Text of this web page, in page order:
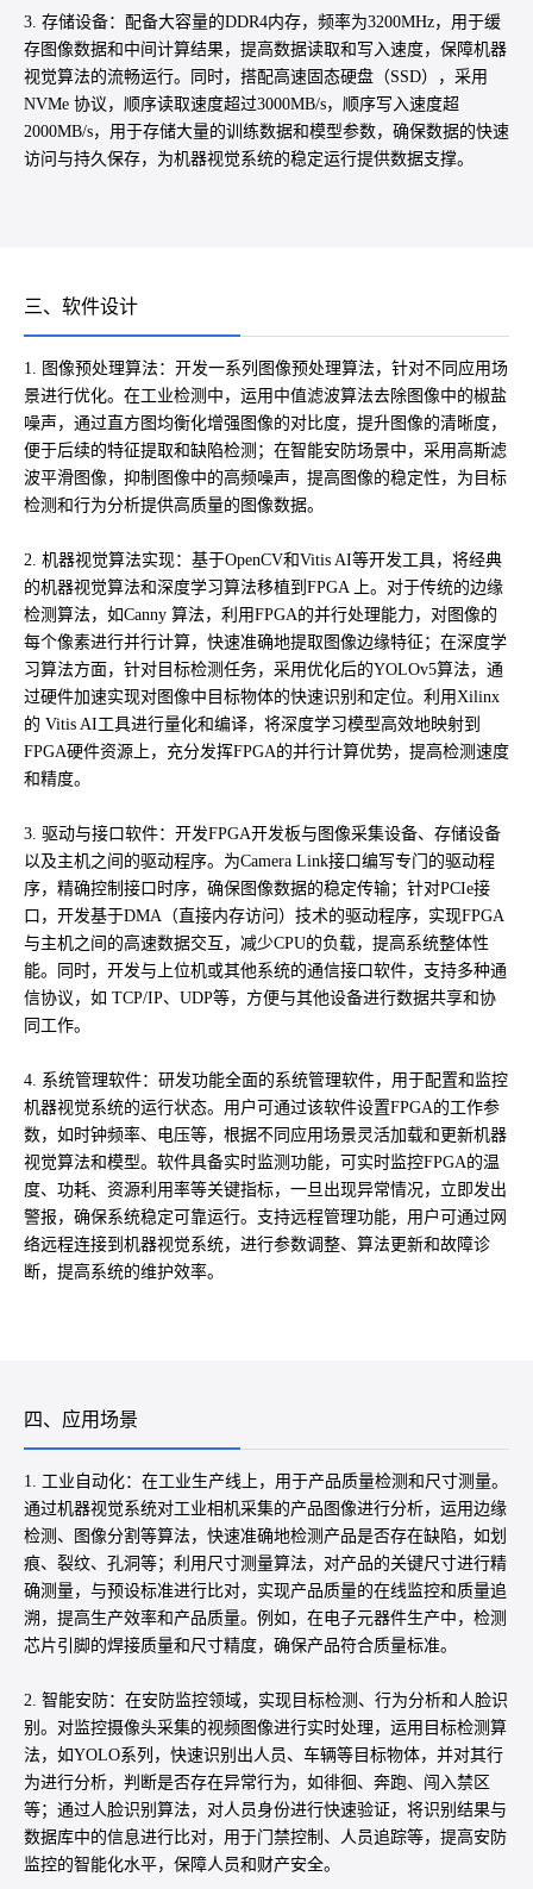
3. 存储设备：配备大容量的DDR4内存，频率为3200MHz，用于缓
存图像数据和中间计算结果，提高数据读取和写入速度，保障机器
视觉算法的流畅运行。同时，搭配高速固态硬盘（SSD），采用
NVMe 协议，顺序读取速度超过3000MB/s，顺序写入速度超
2000MB/s，用于存储大量的训练数据和模型参数，确保数据的快速
访问与持久保存，为机器视觉系统的稳定运行提供数据支撑。
三、软件设计
1. 图像预处理算法：开发一系列图像预处理算法，针对不同应用场
景进行优化。在工业检测中，运用中值滤波算法去除图像中的椒盐
噪声，通过直方图均衡化增强图像的对比度，提升图像的清晰度，
便于后续的特征提取和缺陷检测；在智能安防场景中，采用高斯滤
波平滑图像，抑制图像中的高频噪声，提高图像的稳定性，为目标
检测和行为分析提供高质量的图像数据。
2. 机器视觉算法实现：基于OpenCV和Vitis AI等开发工具，将经典
的机器视觉算法和深度学习算法移植到FPGA 上。对于传统的边缘
检测算法，如Canny 算法，利用FPGA的并行处理能力，对图像的
每个像素进行并行计算，快速准确地提取图像边缘特征；在深度学
习算法方面，针对目标检测任务，采用优化后的YOLOv5算法，通
过硬件加速实现对图像中目标物体的快速识别和定位。利用Xilinx
的 Vitis AI工具进行量化和编译，将深度学习模型高效地映射到
FPGA硬件资源上，充分发挥FPGA的并行计算优势，提高检测速度
和精度。
3. 驱动与接口软件：开发FPGA开发板与图像采集设备、存储设备
以及主机之间的驱动程序。为Camera Link接口编写专门的驱动程
序，精确控制接口时序，确保图像数据的稳定传输；针对PCIe接
口，开发基于DMA（直接内存访问）技术的驱动程序，实现FPGA
与主机之间的高速数据交互，减少CPU的负载，提高系统整体性
能。同时，开发与上位机或其他系统的通信接口软件，支持多种通
信协议，如 TCP/IP、UDP等，方便与其他设备进行数据共享和协
同工作。
4. 系统管理软件：研发功能全面的系统管理软件，用于配置和监控
机器视觉系统的运行状态。用户可通过该软件设置FPGA的工作参
数，如时钟频率、电压等，根据不同应用场景灵活加载和更新机器
视觉算法和模型。软件具备实时监测功能，可实时监控FPGA的温
度、功耗、资源利用率等关键指标，一旦出现异常情况，立即发出
警报，确保系统稳定可靠运行。支持远程管理功能，用户可通过网
络远程连接到机器视觉系统，进行参数调整、算法更新和故障诊
断，提高系统的维护效率。
四、应用场景
1. 工业自动化：在工业生产线上，用于产品质量检测和尺寸测量。
通过机器视觉系统对工业相机采集的产品图像进行分析，运用边缘
检测、图像分割等算法，快速准确地检测产品是否存在缺陷，如划
痕、裂纹、孔洞等；利用尺寸测量算法，对产品的关键尺寸进行精
确测量，与预设标准进行比对，实现产品质量的在线监控和质量追
溯，提高生产效率和产品质量。例如，在电子元器件生产中，检测
芯片引脚的焊接质量和尺寸精度，确保产品符合质量标准。
2. 智能安防：在安防监控领域，实现目标检测、行为分析和人脸识
别。对监控摄像头采集的视频图像进行实时处理，运用目标检测算
法，如YOLO系列，快速识别出人员、车辆等目标物体，并对其行
为进行分析，判断是否存在异常行为，如徘徊、奔跑、闯入禁区
等；通过人脸识别算法，对人员身份进行快速验证，将识别结果与
数据库中的信息进行比对，用于门禁控制、人员追踪等，提高安防
监控的智能化水平，保障人员和财产安全。